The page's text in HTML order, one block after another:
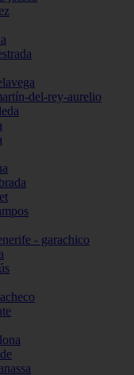
del-rey-aurelio
- garachico